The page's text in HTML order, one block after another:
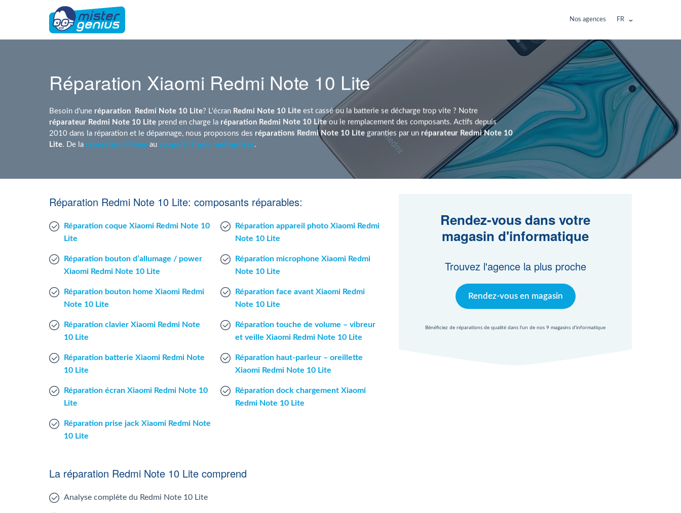
Nos agences FR
Réparation Xiaomi Redmi Note 10 Lite
Besoin d'une réparation Redmi Note 10 Lite? L'écran Redmi Note 10 Lite est cassé ou la batterie se décharge trop vite ? Notre
réparateur Redmi Note 10 Lite prend en charge la réparation Redmi Note 10 Lite ou le remplacement des composants. Actifs depuis
2010 dans la réparation et le dépannage, nous proposons des réparations Redmi Note 10 Lite garanties par un réparateur Redmi Note 10
Lite. De la réparation iPhone au support IT pour entreprises.
Réparation Redmi Note 10 Lite: composants réparables:
Réparation coque Xiaomi Redmi Note 10
Lite
Réparation bouton d’allumage / power
Xiaomi Redmi Note 10 Lite
Réparation bouton home Xiaomi Redmi
Note 10 Lite
Réparation clavier Xiaomi Redmi Note
10 Lite
Réparation batterie Xiaomi Redmi Note
10 Lite
Réparation écran Xiaomi Redmi Note 10
Lite
Réparation prise jack Xiaomi Redmi Note
10 Lite
Réparation appareil photo Xiaomi Redmi
Note 10 Lite
Réparation microphone Xiaomi Redmi
Note 10 Lite
Réparation face avant Xiaomi Redmi
Note 10 Lite
Réparation touche de volume – vibreur
et veille Xiaomi Redmi Note 10 Lite
Réparation haut-parleur – oreillette
Xiaomi Redmi Note 10 Lite
Réparation dock chargement Xiaomi
Redmi Note 10 Lite
Rendez-vous dans votre
magasin d'informatique
Trouvez l'agence la plus proche
Rendez-vous en magasin
Bénéficiez de réparations de qualité dans l'un de nos 9 magasins d'informatique
La réparation Redmi Note 10 Lite comprend
Analyse complète du Redmi Note 10 Lite